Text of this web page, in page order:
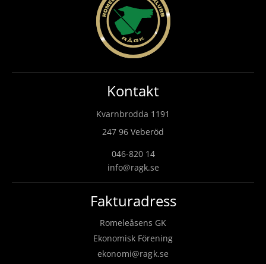
Kontakt
Kvarnbrodda 1191
247 96 Veberöd
046-820 14
info@ragk.se
Fakturadress
Romeleåsens GK
Ekonomisk Förening
ekonomi@ragk.se